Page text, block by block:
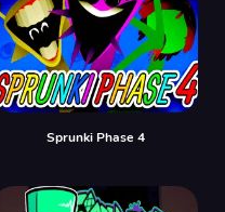
Sprunki Phase 4